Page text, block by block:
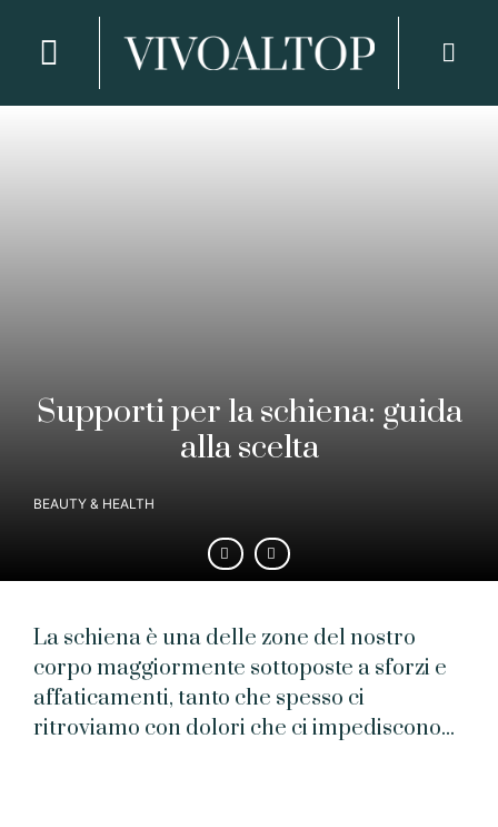
Supporti per la schiena: guida
alla scelta
BEAUTY & HEALTH
La schiena è una delle zone del nostro
corpo maggiormente sottoposte a sforzi e
affaticamenti, tanto che spesso ci
ritroviamo con dolori che ci impediscono...